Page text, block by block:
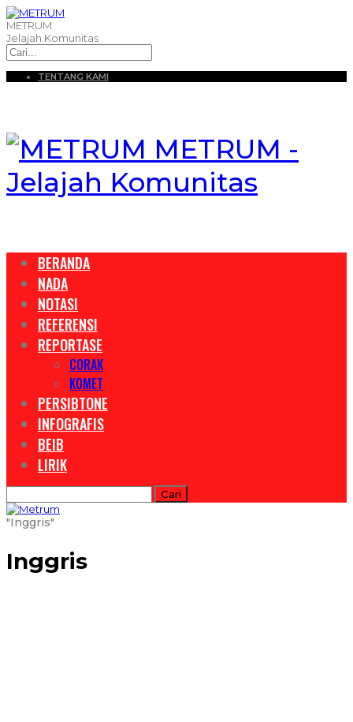
METRUM
Jelajah Komunitas
TENTANG KAMI
METRUM -
Jelajah Komunitas
BERANDA
NADA
NOTASI
REFERENSI
REPORTASE
CORAK
KOMET
PERSIBTONE
INFOGRAFIS
BEIB
LIRIK
"inggris"
Inggris